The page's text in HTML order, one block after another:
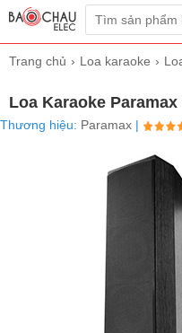
Trang chủ Loa karaoke
Loa Karaoke
Thương hiệu: Paramax |